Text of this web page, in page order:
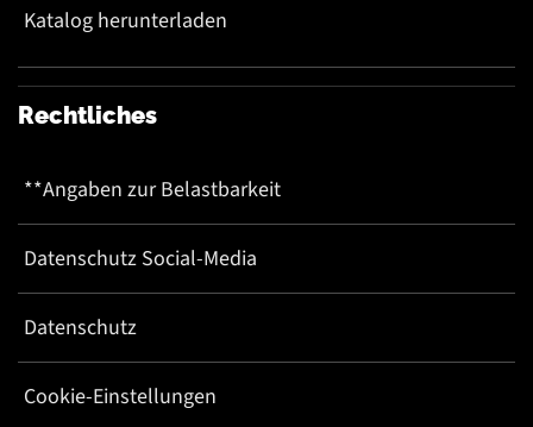
Katalog herunterladen
Rechtliches
**Angaben zur Belastbarkeit
Datenschutz Social-Media
Datenschutz
Cookie-Einstellungen